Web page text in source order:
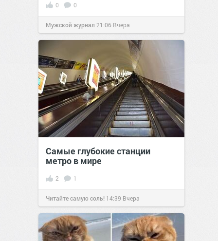
0 0
Мужской журнал 21:06 Вчера
Самые глубокие станции
метро в мире
2 1
Читайте самую соль! 14:39 Вчера